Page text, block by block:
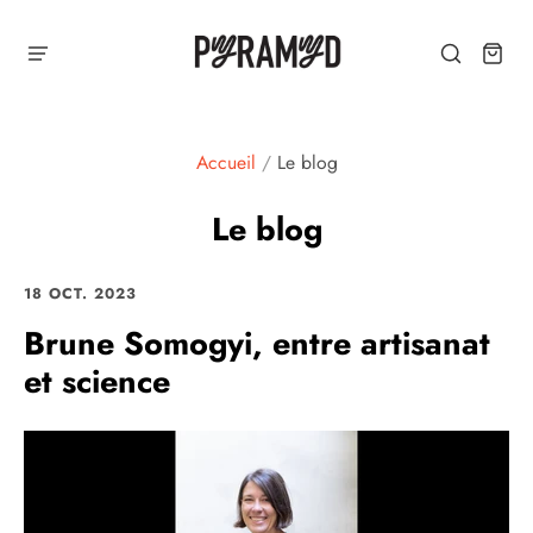
Accueil / Le blog
Le blog
18 OCT. 2023
Brune Somogyi, entre artisanat
et science